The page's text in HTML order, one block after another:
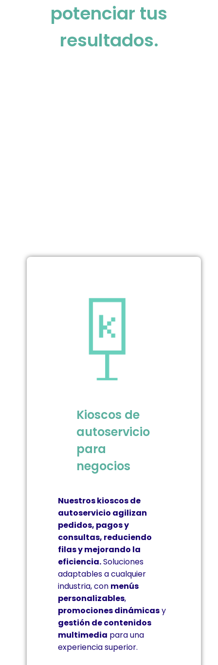
potenciar tus
resultados.
Kioscos de
autoservicio
para
negocios
Nuestros kioscos de
autoservicio agilizan
pedidos, pagos y
consultas, reduciendo
filas y mejorando la
eficiencia.Soluciones
adaptables a cualquier
industria, con menús
personalizables,
promociones dinámicasy
gestión de contenidos
multimedia para una
experiencia superior.